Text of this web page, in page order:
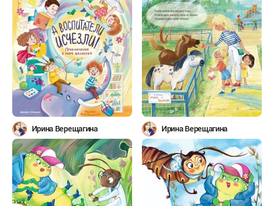
Ирина Верещагина Ирина Верещагина